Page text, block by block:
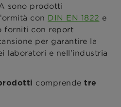
sono prodotti
con DIN EN 1822 e
forniti con report
per garantire la
laboratori e nell'industria
comprende tre